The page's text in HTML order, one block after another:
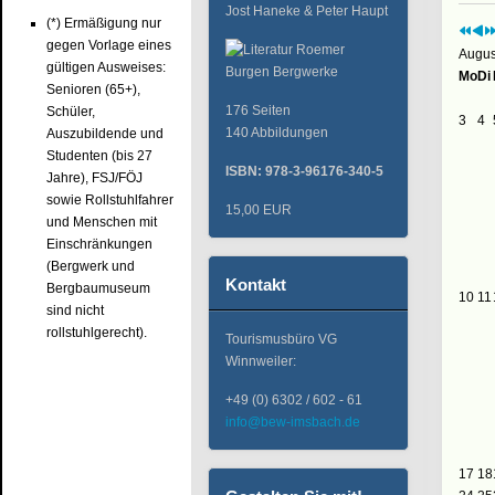
(*) Ermäßigung nur
gegen Vorlage eines
gültigen Ausweises:
Senioren (65+),
Schüler,
Auszubildende und
Studenten (bis 27
Jahre), FSJ/FÖJ
sowie Rollstuhlfahrer
und Menschen mit
Einschränkungen
(Bergwerk und
Bergbaumuseum
sind nicht
rollstuhlgerecht).
Jost Haneke & Peter Haupt
176 Seiten
140 Abbildungen
ISBN: 978-3-96176-340-5
15,00 EUR
Kontakt
Tourismusbüro VG
Winnweiler:
+49 (0) 6302 / 602 - 61
info@bew-imsbach.de
MoDi
3 4
10 11
17 18